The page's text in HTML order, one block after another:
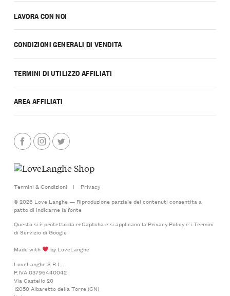
LAVORA CON NOI
CONDIZIONI GENERALI DI VENDITA
TERMINI DI UTILIZZO AFFILIATI
AREA AFFILIATI
Termini & Condizioni |
Privacy
© 2026 Love Langhe — Riproduzione parziale dei contenuti consentita a
patto di indicarne la fonte
Questo si è protetto da reCaptcha e si applicano la Privacy Policye i Termini
di Serviziodi Google
Made with
by LoveLanghe
LoveLanghe S.R.L.
P.IVA 03796440042
Via Castello 20
12050 Albaretto della Torre (CN)